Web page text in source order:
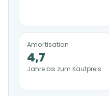
Amortisation
4,7
Jahre bis zum Kaufpreis